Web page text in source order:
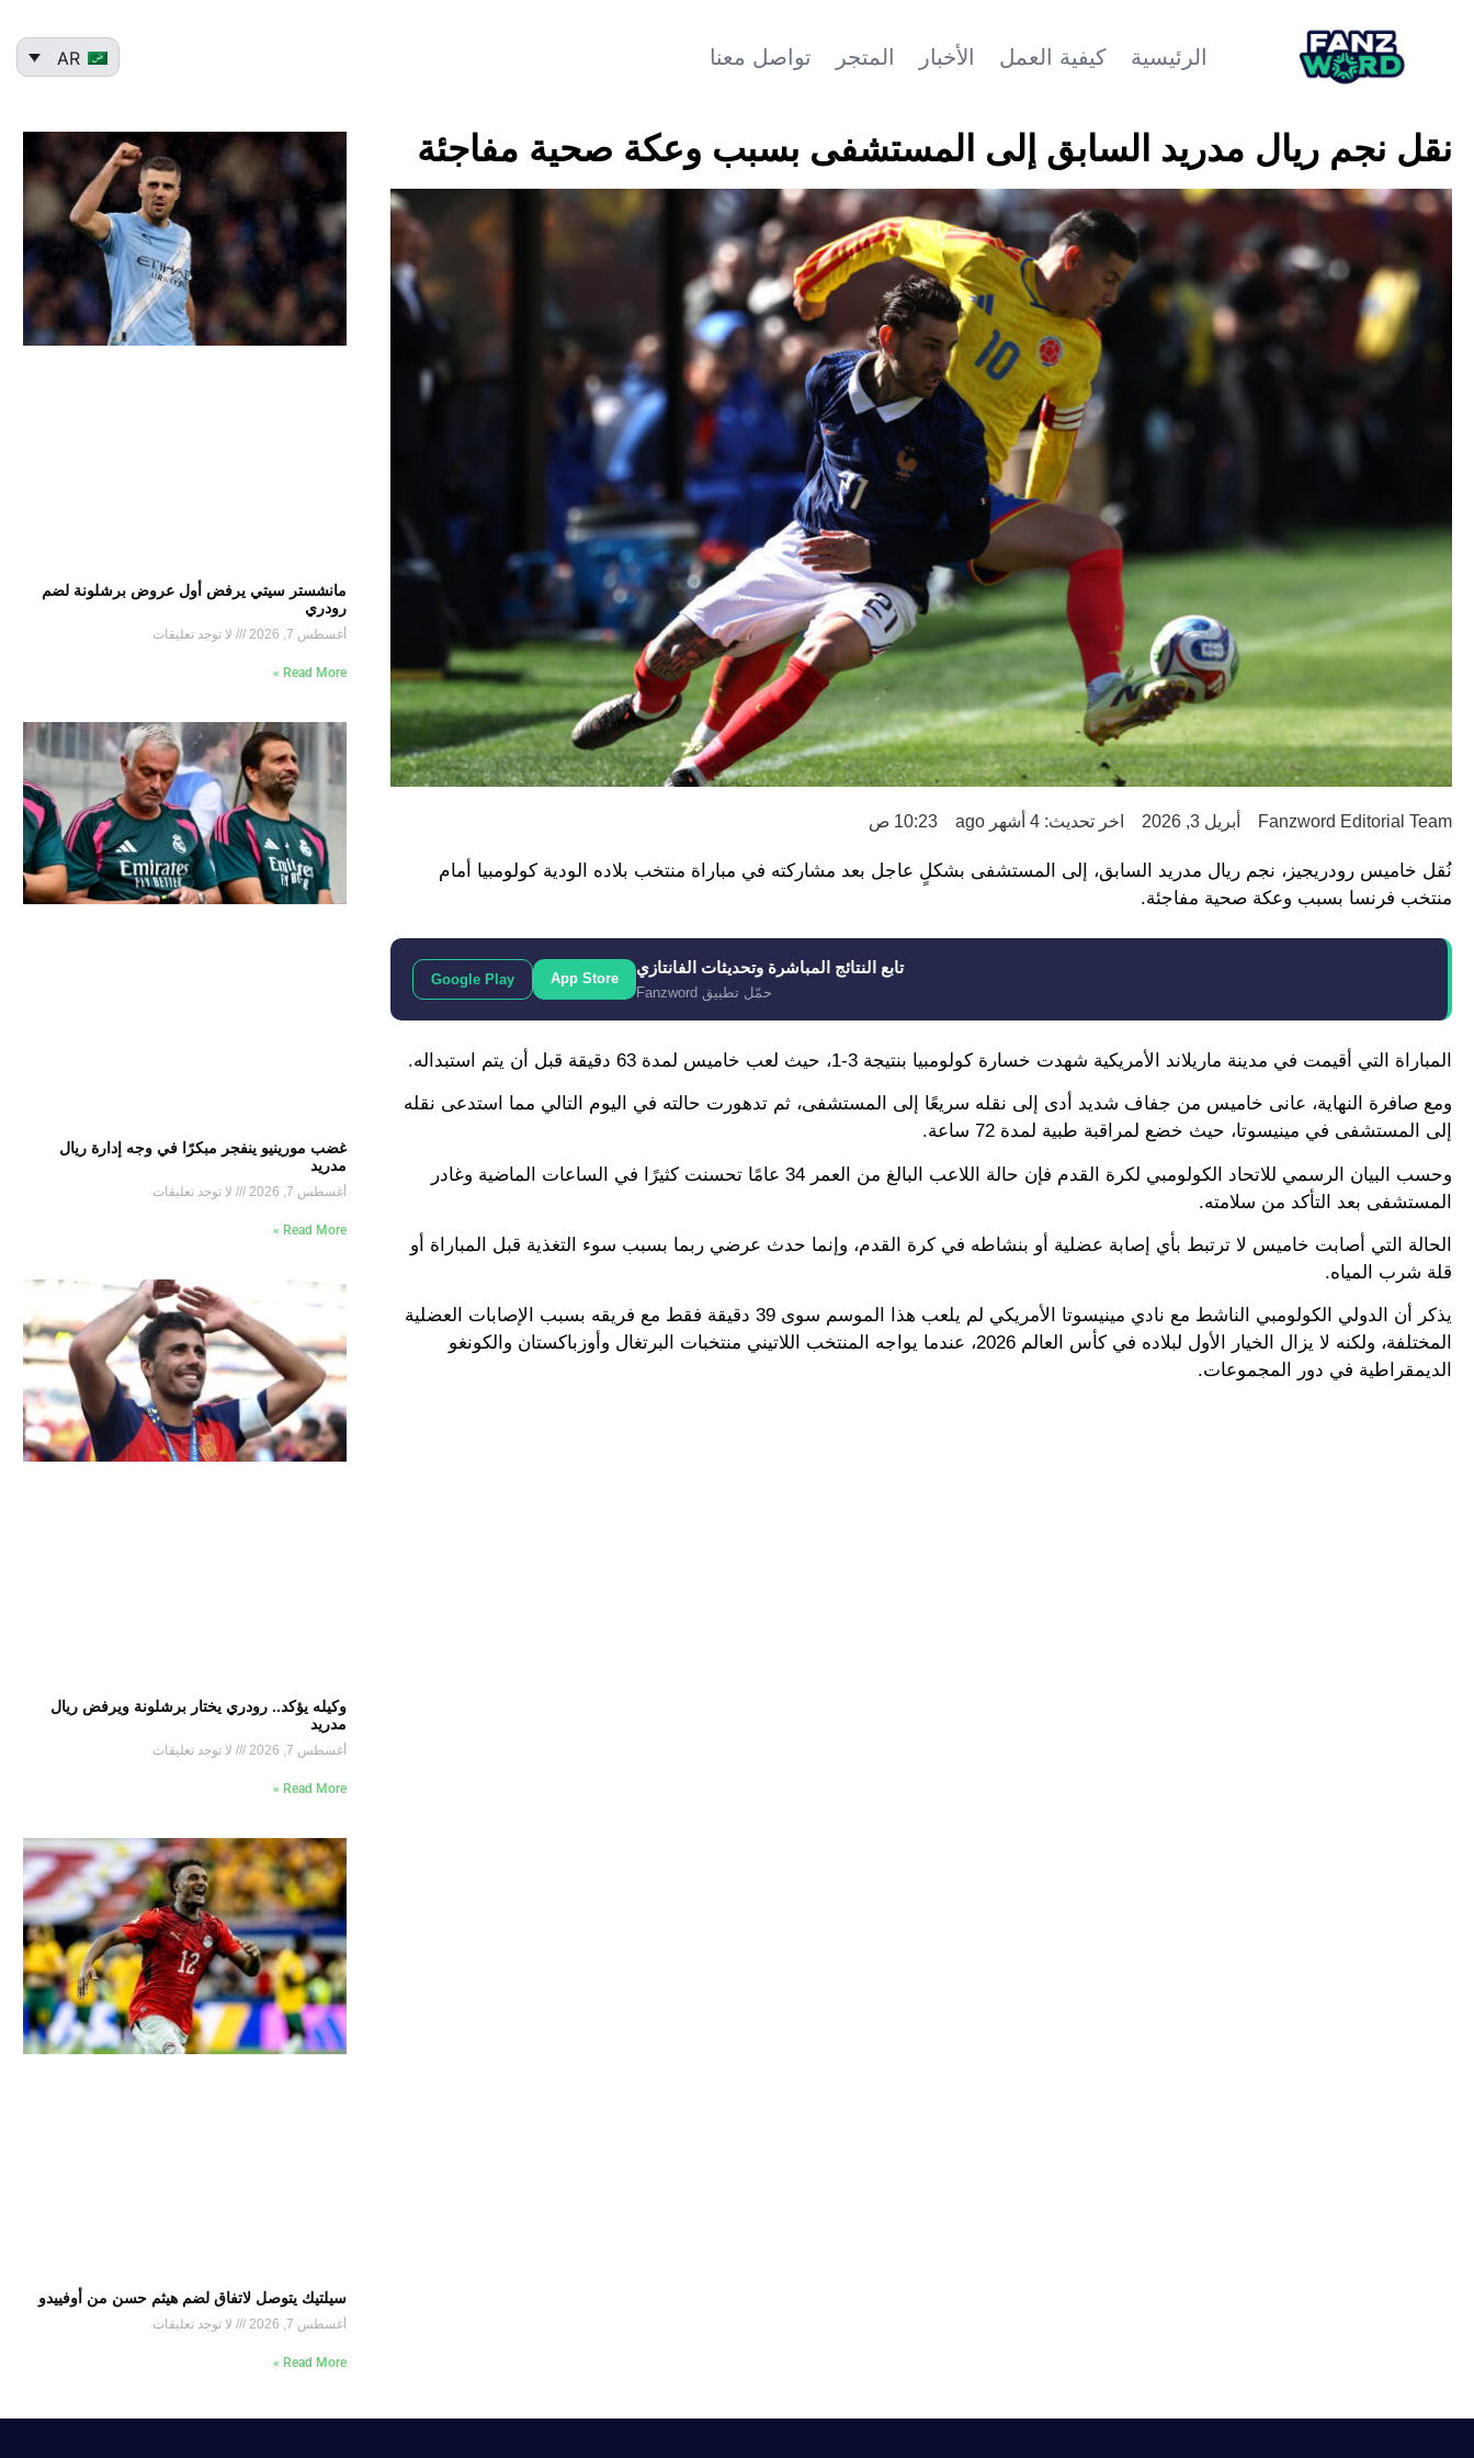
الرئيسية كيفية العمل الأخبار المتجر تواصل معنا AR
نقل نجم ريال مدريد السابق إلى المستشفى بسبب وعكة صحية مفاجئة
Fanzword Editorial Team أبريل 3, 2026 اخر تحديث: 4 أشهر ago 10:23 ص
نُقل خاميس رودريجيز، نجم ريال مدريد السابق، إلى المستشفى بشكلٍ عاجل بعد مشاركته في مباراة منتخب بلاده الودية كولومبيا أمام
منتخب فرنسا بسبب وعكة صحية مفاجئة.
تابع النتائج المباشرة وتحديثات الفانتازي
حمّل تطبيق Fanzword
App Store
Google Play
المباراة التي أقيمت في مدينة ماريلاند الأمريكية شهدت خسارة كولومبيا بنتيجة 3-1، حيث لعب خاميس لمدة 63 دقيقة قبل أن يتم استبداله.
ومع صافرة النهاية، عانى خاميس من جفاف شديد أدى إلى نقله سريعًا إلى المستشفى، ثم تدهورت حالته في اليوم التالي مما استدعى نقله
إلى المستشفى في مينيسوتا، حيث خضع لمراقبة طبية لمدة 72 ساعة.
وحسب البيان الرسمي للاتحاد الكولومبي لكرة القدم فإن حالة اللاعب البالغ من العمر 34 عامًا تحسنت كثيرًا في الساعات الماضية وغادر
المستشفى بعد التأكد من سلامته.
الحالة التي أصابت خاميس لا ترتبط بأي إصابة عضلية أو بنشاطه في كرة القدم، وإنما حدث عرضي ربما بسبب سوء التغذية قبل المباراة أو
قلة شرب المياه.
يذكر أن الدولي الكولومبي الناشط مع نادي مينيسوتا الأمريكي لم يلعب هذا الموسم سوى 39 دقيقة فقط مع فريقه بسبب الإصابات العضلية
المختلفة، ولكنه لا يزال الخيار الأول لبلاده في كأس العالم 2026، عندما يواجه المنتخب اللاتيني منتخبات البرتغال وأوزباكستان والكونغو
الديمقراطية في دور المجموعات.
مانشستر سيتي يرفض أول عروض برشلونة لضم
رودري
أغسطس 7, 2026 لا توجد تعليقات
Read More »
غضب مورينيو ينفجر مبكرًا في وجه إدارة ريال
مدريد
أغسطس 7, 2026 لا توجد تعليقات
Read More »
وكيله يؤكد.. رودري يختار برشلونة ويرفض ريال
مدريد
أغسطس 7, 2026 لا توجد تعليقات
Read More »
سيلتيك يتوصل لاتفاق لضم هيثم حسن من أوفييدو
أغسطس 7, 2026 لا توجد تعليقات
Read More »